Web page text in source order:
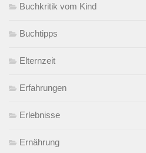
Buchkritik vom Kind
Buchtipps
Elternzeit
Erfahrungen
Erlebnisse
Ernährung